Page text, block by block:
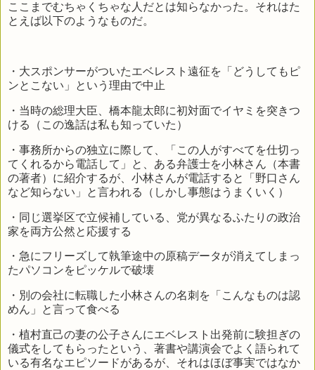
ここまでむちゃくちゃな人だとは知らなかった。それはた
とえば以下のようなものだ。
・大スポンサーがついたエベレスト遠征を「どうしてもピ
ンとこない」という理由で中止
・当時の総理大臣、橋本龍太郎に初対面でイヤミを突きつ
ける（この逸話は私も知っていた）
・事務所からの独立に際して、「この人がすべてを仕切っ
てくれるから電話して」と、ある弁護士を小林さん（本書
の著者）に紹介するが、小林さんが電話すると「野口さん
など知らない」と言われる（しかし事態はうまくいく）
・同じ選挙区で立候補している、党が異なるふたりの政治
家を両方公然と応援する
・急にフリーズして執筆途中の原稿データが消えてしまっ
たパソコンをピッケルで破壊
・別の会社に転職した小林さんの名刺を「こんなものは認
めん」と言って食べる
・植村直己の妻の公子さんにエベレスト出発前に験担ぎの
儀式をしてもらったという、著書や講演会でよく語られて
いる有名なエピソードがあるが、それはほぼ事実ではなか